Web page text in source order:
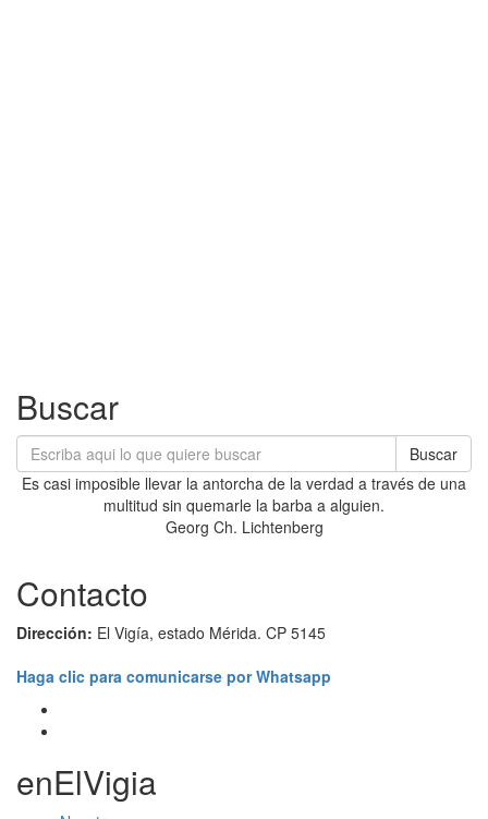
Buscar
Buscar
Es casi imposible llevar la antorcha de la verdad a través de una
multitud sin quemarle la barba a alguien.
Georg Ch. Lichtenberg
Contacto
Dirección: El Vigía, estado Mérida. CP 5145
Haga clic para comunicarse por Whatsapp
enElVigia